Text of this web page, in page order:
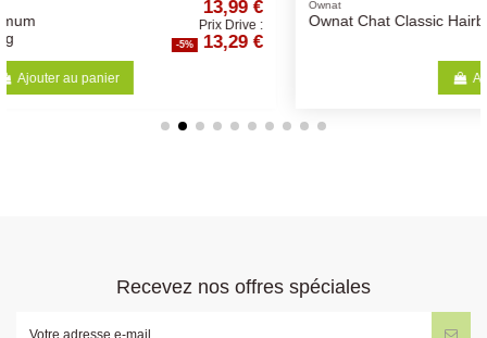
:
€
Ownat Chat Classic Hairball Prix Drive
Recevez nos offres spéciales